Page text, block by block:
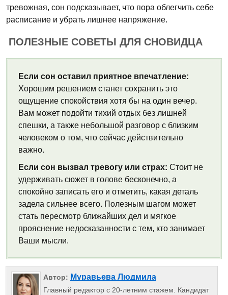
тревожная, сон подсказывает, что пора облегчить себе
расписание и убрать лишнее напряжение.
ПОЛЕЗНЫЕ СОВЕТЫ ДЛЯ СНОВИДЦА
Если сон оставил приятное впечатление:
Хорошим решением станет сохранить это
ощущение спокойствия хотя бы на один вечер.
Вам может подойти тихий отдых без лишней
спешки, а также небольшой разговор с близким
человеком о том, что сейчас действительно
важно.
Если сон вызвал тревогу или страх: Стоит не
удерживать сюжет в голове бесконечно, а
спокойно записать его и отметить, какая деталь
задела сильнее всего. Полезным шагом может
стать пересмотр ближайших дел и мягкое
прояснение недосказанности с тем, кто занимает
Ваши мысли.
Автор: Муравьева Людмила
Главный редактор с 20-летним стажем. Кандидат